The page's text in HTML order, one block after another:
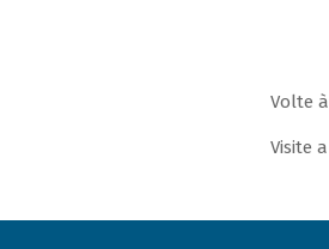
Volte à
Visite a